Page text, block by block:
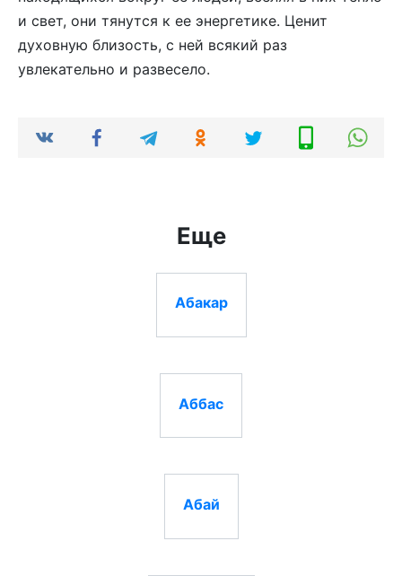
и свет, они тянутся к ее энергетике. Ценит
духовную близость, с ней всякий раз
увлекательно и развесело.
Еще
Абакар
Аббас
Абай